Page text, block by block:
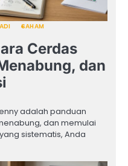
SAHAM
Cerdas
dan
adalah panduan
dan memulai
sistematis, Anda